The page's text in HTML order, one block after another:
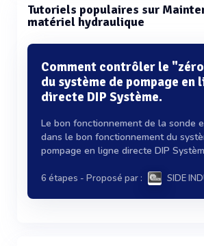
Tutoriels populaires sur
matériel hydraulique
Comment contrôler le
du système de pompage en
directe DIP Système.
Le bon fonctionnement de la sonde
dans le bon fonctionnement du
pompage en ligne directe DIP
6 étapes - Proposé par : SIDE